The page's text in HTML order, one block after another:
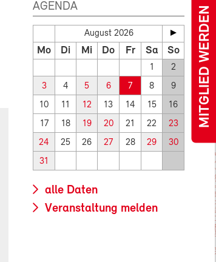
MITGLIED WERDEN
AGENDA
August 2026
Mo Di Mi Do Fr Sa So
1 2
3 4 5 6 7 8 9
10 11 12 13 14 15 16
17 18 19 20 21 22 23
24 25 26 27 28 29 30
31
alle Daten
Veranstaltung melden